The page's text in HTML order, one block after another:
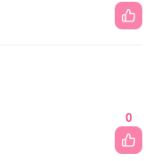
0